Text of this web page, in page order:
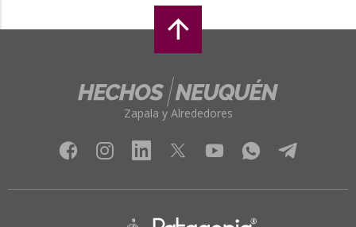
Zapala y Alrededores